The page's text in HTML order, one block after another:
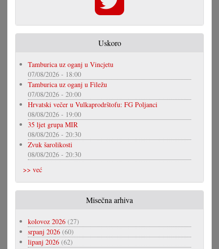
Uskoro
Tamburica uz oganj u Vincjetu
07/08/2026 - 18:00
Tamburica uz oganj u Filežu
07/08/2026 - 20:00
Hrvatski večer u Vulkaprodrštofu: FG Poljanci
08/08/2026 - 19:00
35 ljet grupa MIR
08/08/2026 - 20:30
Zvuk šarolikosti
08/08/2026 - 20:30
>> već
Misečna arhiva
kolovoz 2026 (27)
srpanj 2026 (60)
lipanj 2026 (62)